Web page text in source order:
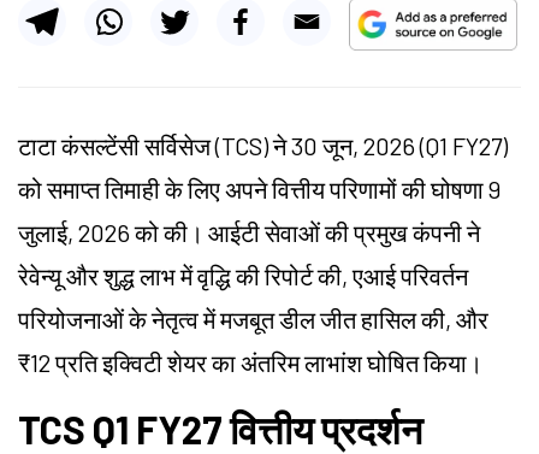
टाटा कंसल्टेंसी सर्विसेज (TCS) ने 30 जून, 2026 (Q1 FY27)
को समाप्त तिमाही के लिए अपने वित्तीय परिणामों की घोषणा 9
जुलाई, 2026 को की। आईटी सेवाओं की प्रमुख कंपनी ने
रेवेन्यू और शुद्ध लाभ में वृद्धि की रिपोर्ट की, एआई परिवर्तन
परियोजनाओं के नेतृत्व में मजबूत डील जीत हासिल की, और
₹12 प्रति इक्विटी शेयर का अंतरिम लाभांश घोषित किया।
TCS Q1 FY27 वित्तीय प्रदर्शन